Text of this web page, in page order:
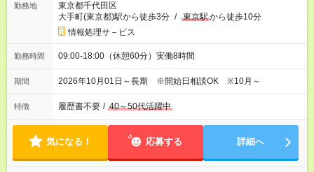
勤務地
東京都千代田区
大手町(東京都)駅から徒歩3分 / 東京駅から徒歩10分
情報処理サ－ビス
勤務時間 09:00-18:00（休憩60分）実働8時間
期間 2026年10月01日～長期 ※開始日相談OK ※10月～
特徴 履歴書不要 / 40～50代活躍中
気になる！ 応募する 詳細へ